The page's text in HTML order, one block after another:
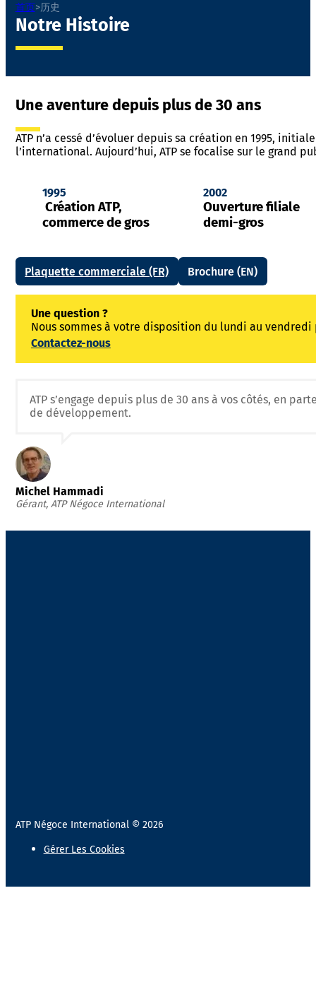
首页>历史
Notre Histoire
Une aventure depuis plus de 30 ans
ATP n’a cessé d’évoluer depuis sa création en 1995,
l’international. Aujourd’hui, ATP se focalise sur le grand
1995
Création ATP,
commerce de gros
2002
Ouverture filiale
demi-gros
Plaquette commerciale (FR) Brochure (EN)
Une question ?
Nous sommes à votre disposition du lundi au
Contactez-nous
ATP s’engage depuis plus de 30 ans à vos côtés, en
de développement.
Michel Hammadi
Gérant, ATP Négoce International
ATP Négoce International © 2026
Gérer Les Cookies